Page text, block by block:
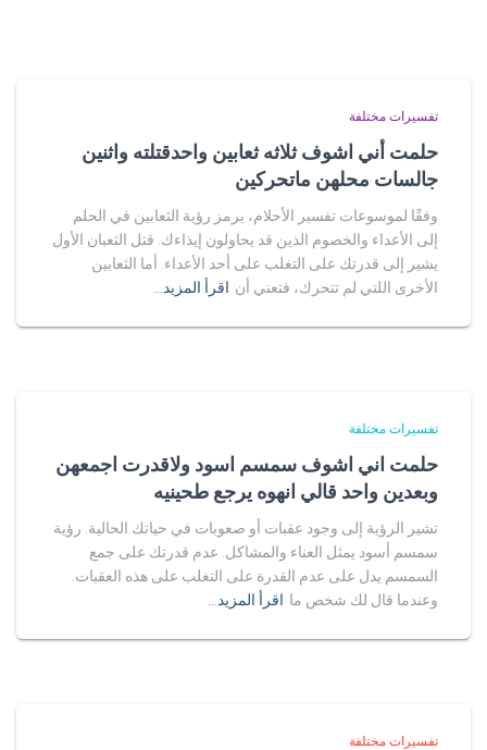
تفسيرات مختلفة
حلمت أني اشوف ثلاثه ثعابين واحدقتلته واثنين
جالسات محلهن ماتحركين
وفقًا لموسوعات تفسير الأحلام، يرمز رؤية الثعابين في الحلم
إلى الأعداء والخصوم الذين قد يحاولون إيذاءك. قتل الثعبان الأول
يشير إلى قدرتك على التغلب على أحد الأعداء. أما الثعابين
الأخرى اللتي لم تتحرك، فتعني أن اقرأ المزيد…
تفسيرات مختلفة
حلمت اني اشوف سمسم اسود ولاقدرت اجمعهن
وبعدين واحد قالي انهوه يرجع طحينيه
تشير الرؤية إلى وجود عقبات أو صعوبات في حياتك الحالية. رؤية
سمسم أسود يمثل العناء والمشاكل. عدم قدرتك على جمع
السمسم يدل على عدم القدرة على التغلب على هذه العقبات.
وعندما قال لك شخص ما اقرأ المزيد…
تفسيرات مختلفة